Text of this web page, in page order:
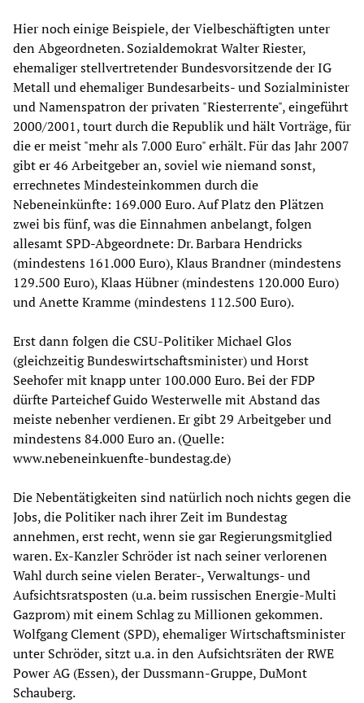
Hier noch einige Beispiele, der Vielbeschäftigten unter
den Abgeordneten. Sozialdemokrat Walter Riester,
ehemaliger stellvertretender Bundesvorsitzende der IG
Metall und ehemaliger Bundesarbeits- und Sozialminister
und Namenspatron der privaten "Riesterrente", eingeführt
2000/2001, tourt durch die Republik und hält Vorträge, für
die er meist "mehr als 7.000 Euro" erhält. Für das Jahr 2007
gibt er 46 Arbeitgeber an, soviel wie niemand sonst,
errechnetes Mindesteinkommen durch die
Nebeneinkünfte: 169.000 Euro. Auf Platz den Plätzen
zwei bis fünf, was die Einnahmen anbelangt, folgen
allesamt SPD-Abgeordnete: Dr. Barbara Hendricks
(mindestens 161.000 Euro), Klaus Brandner (mindestens
129.500 Euro), Klaas Hübner (mindestens 120.000 Euro)
und Anette Kramme (mindestens 112.500 Euro).
Erst dann folgen die CSU-Politiker Michael Glos
(gleichzeitig Bundeswirtschaftsminister) und Horst
Seehofer mit knapp unter 100.000 Euro. Bei der FDP
dürfte Parteichef Guido Westerwelle mit Abstand das
meiste nebenher verdienen. Er gibt 29 Arbeitgeber und
mindestens 84.000 Euro an. (Quelle:
www.nebeneinkuenfte-bundestag.de)
Die Nebentätigkeiten sind natürlich noch nichts gegen die
Jobs, die Politiker nach ihrer Zeit im Bundestag
annehmen, erst recht, wenn sie gar Regierungsmitglied
waren. Ex-Kanzler Schröder ist nach seiner verlorenen
Wahl durch seine vielen Berater-, Verwaltungs- und
Aufsichtsratsposten (u.a. beim russischen Energie-Multi
Gazprom) mit einem Schlag zu Millionen gekommen.
Wolfgang Clement (SPD), ehemaliger Wirtschaftsminister
unter Schröder, sitzt u.a. in den Aufsichtsräten der RWE
Power AG (Essen), der Dussmann-Gruppe, DuMont
Schauberg.